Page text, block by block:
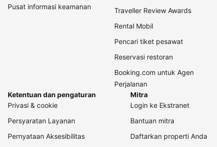
Pusat informasi keamanan
Traveller Review Awards
Rental Mobil
Pencari tiket pesawat
Reservasi restoran
Booking.com untuk Agen
Perjalanan
Ketentuan dan pengaturan
Privasi & cookie
Persyaratan Layanan
Pernyataan Aksesibilitas
Mitra
Login ke Ekstranet
Bantuan mitra
Daftarkan properti Anda